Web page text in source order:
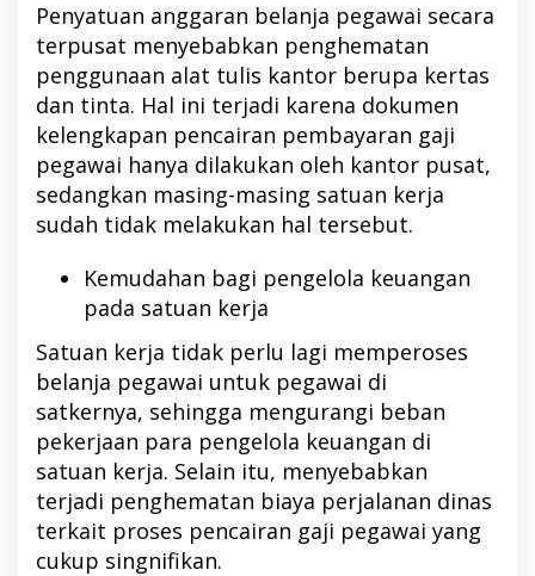
Penyatuan anggaran belanja pegawai secara
terpusat menyebabkan penghematan
penggunaan alat tulis kantor berupa kertas
dan tinta. Hal ini terjadi karena dokumen
kelengkapan pencairan pembayaran gaji
pegawai hanya dilakukan oleh kantor pusat,
sedangkan masing-masing satuan kerja
sudah tidak melakukan hal tersebut.
Kemudahan bagi pengelola keuangan
pada satuan kerja
Satuan kerja tidak perlu lagi memperoses
belanja pegawai untuk pegawai di
satkernya, sehingga mengurangi beban
pekerjaan para pengelola keuangan di
satuan kerja. Selain itu, menyebabkan
terjadi penghematan biaya perjalanan dinas
terkait proses pencairan gaji pegawai yang
cukup singnifikan.